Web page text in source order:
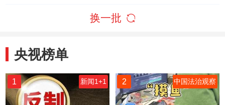
换一批
央视榜单
1 新闻1+1 2 中国法治观察